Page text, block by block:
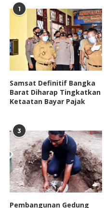
1
Samsat Definitif Bangka
Barat Diharap Tingkatkan
Ketaatan Bayar Pajak
3
Pembangunan Gedung